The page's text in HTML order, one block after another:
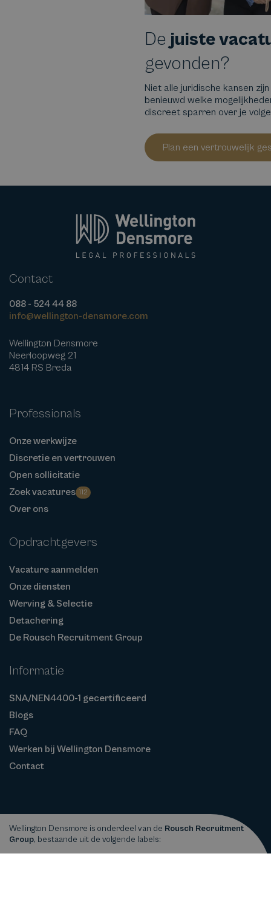
De juiste
gevonden?
Niet alle juridische kansen
benieuwd welke
discreet sparren over je
Plan een vertrouwelijk
Contact
088 - 524 44 88
info@wellington-densmore.com
Wellington Densmore
Neerloopweg 21
4814 RS Breda
Professionals
Onze werkwijze
Discretie en vertrouwen
Open sollicitatie
Zoek vacatures 112
Over ons
Opdrachtgevers
Vacature aanmelden
Onze diensten
Werving & Selectie
Detachering
De Rousch Recruitment Group
Informatie
SNA/NEN4400-1 gecertificeerd
Blogs
FAQ
Werken bij Wellington Densmore
Contact
Wellington Densmore is onderdeel van de Rousch Recruitment
Group, bestaande uit de volgende labels: